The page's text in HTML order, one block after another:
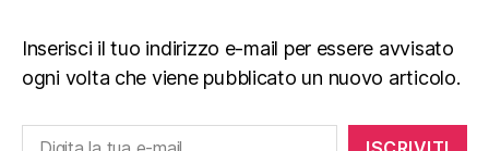
Inserisci il tuo indirizzo e-mail per essere avvisato
ogni volta che viene pubblicato un nuovo articolo.
Digita la tua e-mail...